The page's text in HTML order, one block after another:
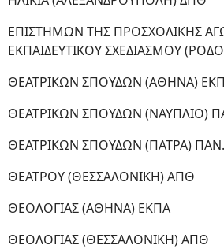
ΕΠΙΣΤΗΜΩΝ ΤΗΣ ΠΡΟΣΧΟΛΙΚΗΣ
ΕΚΠΑΙΔΕΥΤΙΚΟΥ ΣΧΕΔΙΑΣΜΟΥ
ΘΕΑΤΡΙΚΩΝ ΣΠΟΥΔΩΝ (ΑΘΗΝΑ)
ΘΕΑΤΡΙΚΩΝ ΣΠΟΥΔΩΝ (ΝΑΥΠΛΙΟ)
ΘΕΑΤΡΙΚΩΝ ΣΠΟΥΔΩΝ (ΠΑΤΡΑ)
ΘΕΑΤΡΟΥ (ΘΕΣΣΑΛΟΝΙΚΗ) ΑΠΘ
ΘΕΟΛΟΓΙΑΣ (ΑΘΗΝΑ) ΕΚΠΑ
ΘΕΟΛΟΓΙΑΣ (ΘΕΣΣΑΛΟΝΙΚΗ) ΑΠΘ